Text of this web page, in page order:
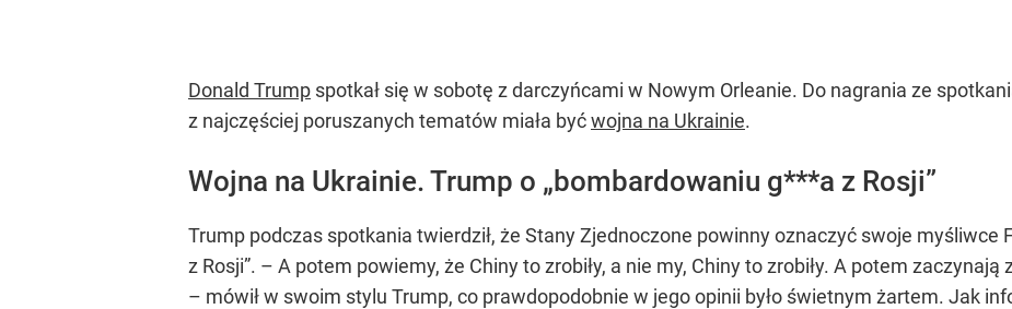
Donald Trump spotkał się w sobotę z darczyńcami w Nowym Orleanie. Do nagrania ze
z najczęściej poruszanych tematów miała byćwojna na Ukrainie.
Wojna na Ukrainie. Trump o „bombardowaniu g***a z Rosji”
Trump podczas spotkania twierdził, że Stany Zjednoczone powinny oznaczyć swoje myśliwce
z Rosji”. – A potem powiemy, że Chiny to zrobiły, a nie my, Chiny to zrobiły. A potem
– mówił w swoim stylu Trump, co prawdopodobnie w jego opinii było świetnym żartem. Jak